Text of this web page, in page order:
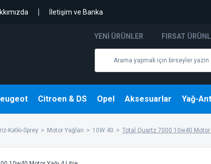
İletişim ve Banka
YENI ÜRÜNLER FIRSAT
Citroen & DS Opel Aksesuarlar Yağ-
Katkı-Sprey Motor Yağları 10W 40 Total Quartz 7000 10w40 Motor